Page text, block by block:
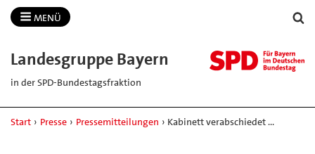
MENÜ
Landesgruppe Bayern
in der SPD-Bundestagsfraktion
Start › Presse › Pressemitteilungen › Kabinett verabschiedet …